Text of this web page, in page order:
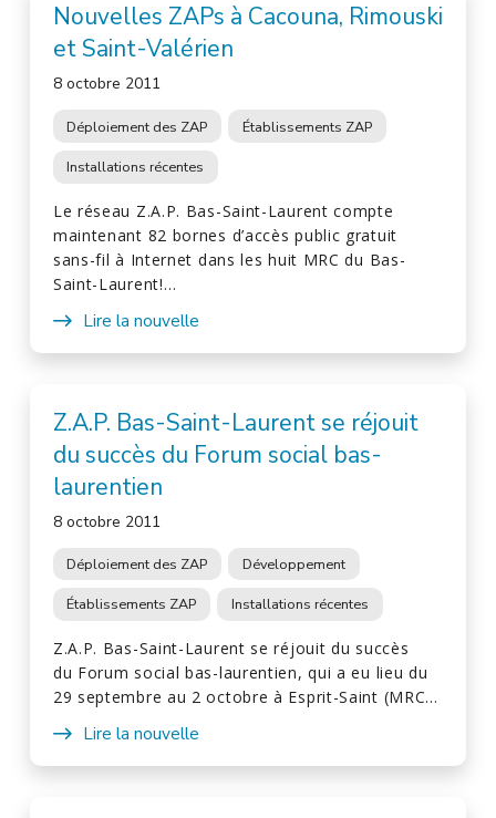
Nouvelles ZAPs à Cacouna, Rimouski
et Saint-Valérien
8 octobre 2011
Déploiement des ZAP Établissements ZAP
Installations récentes
Le réseau Z.A.P. Bas-Saint-Laurent compte
maintenant 82 bornes d’accès public gratuit
sans-fil à Internet dans les huit MRC du Bas-
Saint-Laurent!…
Lire la nouvelle
Z.A.P. Bas-Saint-Laurent se réjouit
du succès du Forum social bas-
laurentien
8 octobre 2011
Déploiement des ZAP Développement
Établissements ZAP Installations récentes
Z.A.P. Bas-Saint-Laurent se réjouit du succès
du Forum social bas-laurentien, qui a eu lieu du
29 septembre au 2 octobre à Esprit-Saint (MRC…
Lire la nouvelle